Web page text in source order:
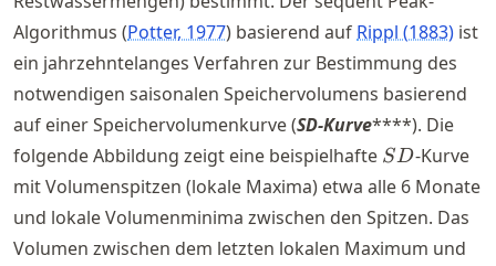
Algorithmus Potter, 1977 basierend auf Rippl (1883) ist
ein jahrzehntelanges Verfahren zur Bestimmung des
notwendigen saisonalen Speichervolumens basierend
auf einer Speichervolumenkurve (SD-Kurve****). Die
folgende Abbildung zeigt eine beispielhafte SD
SD-Kurve
mit Volumenspitzen (lokale Maxima) etwa alle 6 Monate
und lokale Volumenminima zwischen den Spitzen. Das
Volumen zwischen dem letzten lokalen Maximum und